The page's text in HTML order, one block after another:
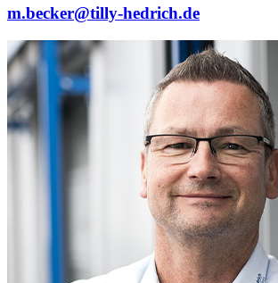
m.becker@tilly-hedrich.de